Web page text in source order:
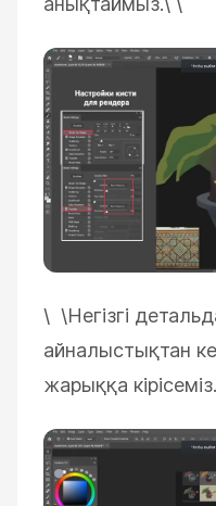
\ \Негізгі
айналыстықтан
жарыққа